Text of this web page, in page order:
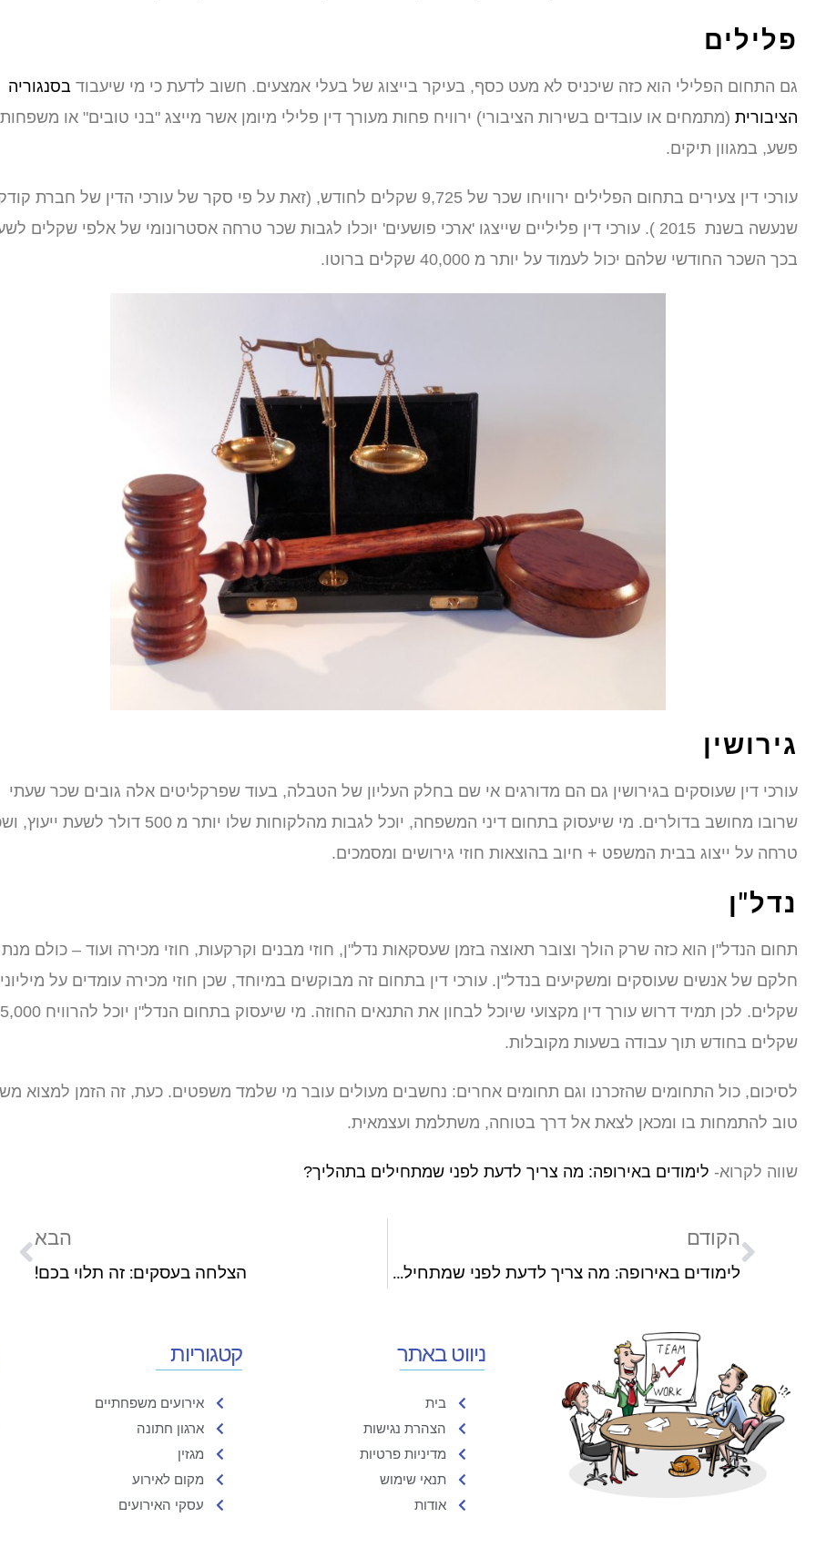
פלילים
גם התחום הפלילי הוא כזה שיכניס לא מעט כסף, בעיקר בייצוג של בעלי אמצעים. חשוב לדעת כי מי שיעבוד בסנגוריה
הציבורית (מתמחים או עובדים בשירות הציבורי) ירוויח פחות מעורך דין פלילי מיומן אשר מייצג "בני טובים" או משפחות
פשע, במגוון תיקים.
עורכי דין צעירים בתחום הפלילים ירוויחו שכר של 9,725 שקלים לחודש, (זאת על פי סקר של עורכי הדין של חברת
שנעשה בשנת 2015 ). עורכי דין פליליים שייצגו 'ארכי פושעים' יוכלו לגבות שכר טרחה אסטרונומי של אלפי שקלים
בכך השכר החודשי שלהם יכול לעמוד על יותר מ 40,000 שקלים ברוטו.
גירושין
עורכי דין שעוסקים בגירושין גם הם מדורגים אי שם בחלק העליון של הטבלה, בעוד שפרקליטים אלה גובים שכר שעתי
שרובו מחושב בדולרים. מי שיעסוק בתחום דיני המשפחה, יוכל לגבות מהלקוחות שלו יותר מ 500 דולר
טרחה על ייצוג בבית המשפט + חיוב בהוצאות חוזי גירושים ומסמכים.
נדל"ן
תחום הנדל"ן הוא כזה שרק הולך וצובר תאוצה בזמן שעסקאות נדל"ן, חוזי מבנים וקרקעות, חוזי מכירה ועוד – כולם מנת
חלקם של אנשים שעוסקים ומשקיעים בנדל"ן. עורכי דין בתחום זה מבוקשים במיוחד, שכן חוזי מכירה עומדים על מיליוני
שקלים. לכן תמיד דרוש עורך דין מקצועי שיוכל לבחון את התנאים החוזה. מי שיעסוק בתחום
שקלים בחודש תוך עבודה בשעות מקובלות.
לסיכום, כול התחומים שהזכרנו וגם תחומים אחרים: נחשבים מעולים עובר מי שלמד משפטים. כעת, זה הזמן למצוא
טוב להתמחות בו ומכאן לצאת אל דרך בטוחה, משתלמת ועצמאית.
שווה לקרוא- לימודים באירופה: מה צריך לדעת לפני שמתחילים בתהליך?
הקודם
לימודים באירופה: מה צריך לדעת לפני שמתחילים בתהליך?
הבא
הצלחה בעסקים: זה תלוי בכם!
ניווט באתר
בית
הצהרת נגישות
מדיניות פרטיות
תנאי שימוש
אודות
קטגוריות
אירועים משפחתיים
ארגון חתונה
מגזין
מקום לאירוע
עסקי האירועים